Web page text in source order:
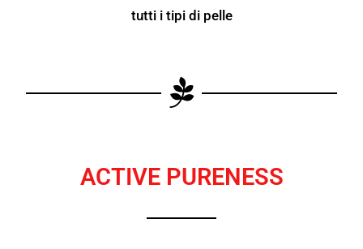
tutti i tipi di pelle
ACTIVE PURENESS